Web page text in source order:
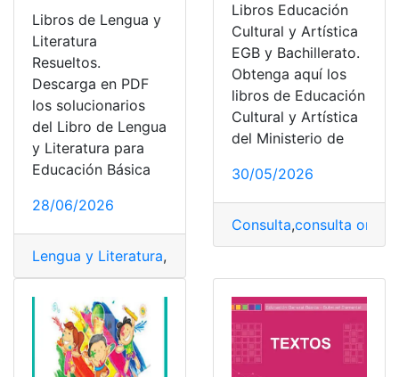
Libros de Lengua y
Literatura
Resueltos.
Descarga en PDF
los solucionarios
del Libro de Lengua
y Literatura para
Educación Básica
28/06/2026
Lengua y Literatura,
Libros Educación
Cultural y Artística
EGB y Bachillerato.
Obtenga aquí los
libros de Educación
Cultural y Artística
del Ministerio de
30/05/2026
Consulta,consulta online